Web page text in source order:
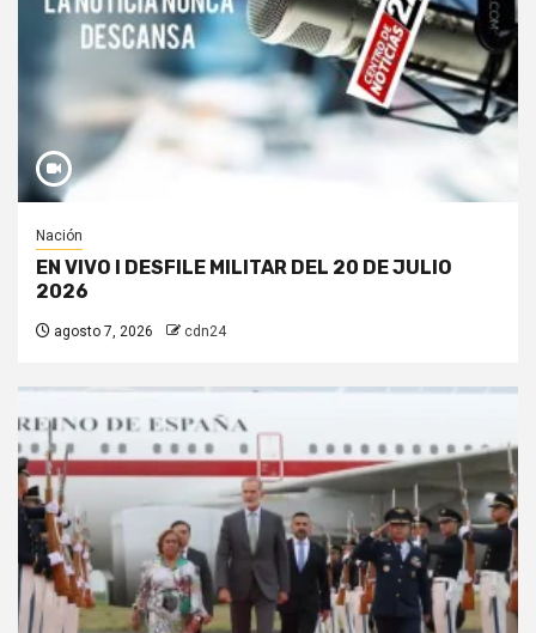
Nación
EN VIVO I DESFILE MILITAR DEL 20 DE JULIO
2026
agosto 7, 2026 cdn24